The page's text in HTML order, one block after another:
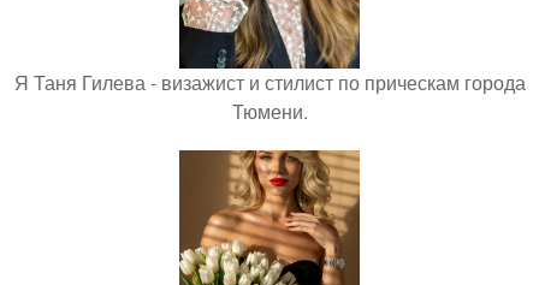
Я Таня Гилева - визажист и стилист по прическам города
Тюмени.